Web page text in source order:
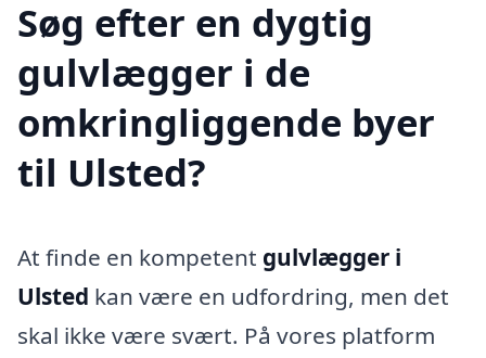
Søg efter en dygtig
gulvlægger i de
omkringliggende byer
til Ulsted?
At finde en kompetent gulvlægger i
Ulsted kan være en udfordring, men det
skal ikke være svært. På vores platform